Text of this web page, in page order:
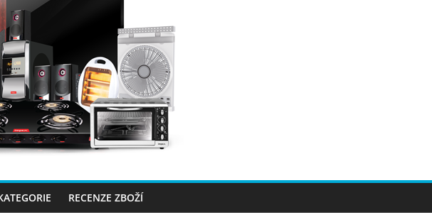
RECENZE ZBOŽÍ